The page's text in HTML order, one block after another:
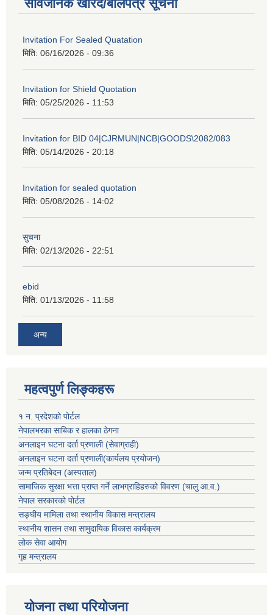
सार्वजनिक खरिद/बोलपत्र सूचना
Invitation For Sealed Quatation
मिति: 06/16/2026 - 09:36
Invitation for Shield Quotation
मिति: 05/25/2026 - 11:53
Invitation for BID 04|CJRMUN|NCB|GOODS\2082/083
मिति: 05/14/2026 - 20:18
Invitation for sealed quotation
मिति: 05/08/2026 - 14:02
सुचना
मिति: 02/13/2026 - 22:51
ebid
मिति: 01/13/2026 - 11:58
अन्य
महत्वपुर्ण लिङ्कहरू
१ न. प्रदेशको पोर्टल
नेपालभरका साबिक र हालका ठेगना
अनलाइन घटना दर्ता प्रणाली (सेवाग्राही)
अनलाइन घटना दर्ता प्रणाली(कार्यलय प्रयोजन)
जन्म प्रतिबेदन (अस्पताल)
सामाजिक सुरक्षा भत्ता प्राप्त गर्ने लाभग्राहिहरुको विवरण (चालु आ.व.)
नेपाल सरकारको पोर्टल
सङ्घीय मामिला तथा स्थानीय विकास मन्त्रालय
स्थानीय शासन तथा सामुदायिक विकास कार्यक्रम
लोक सेवा आयोग
गृह मन्त्रालय
योजना तथा परियोजना